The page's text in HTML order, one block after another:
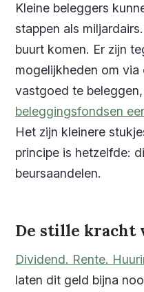
Kleine beleggers
stappen als
buurt komen. Er zijn
mogelijkheden om
vastgoed te
beleggingsfondsen
Het zijn kleinere
principe is hetzelfde:
beursaandelen.
De stille kracht
Dividend. Rente.
laten dit geld bijna